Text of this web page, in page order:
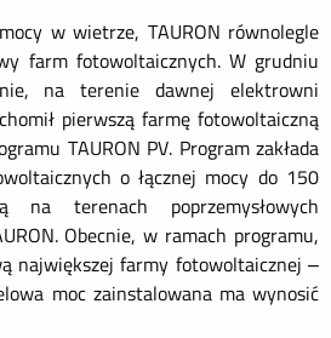
w wietrze, TAURON równolegle
farm fotowoltaicznych. W grudniu
na terenie dawnej elektrowni
pierwszą farmę fotowoltaiczną
TAURON PV. Program zakłada
o łącznej mocy do 150
na terenach poprzemysłowych
Obecnie, w ramach programu,
największej farmy fotowoltaicznej –
moc zainstalowana ma wynosić